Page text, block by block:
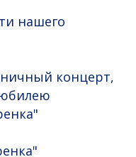
нашего
концерт,